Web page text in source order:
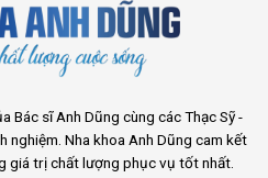
Bác sĩ Anh Dũng cùng các Thạc Sỹ -
nghiệm. Nha khoa Anh Dũng cam kết
giá trị chất lượng phục vụ tốt nhất.